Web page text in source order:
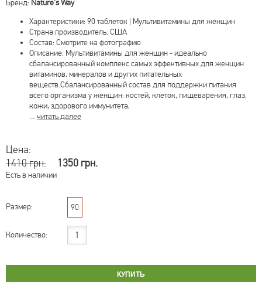
Бренд: Nature's Way
Характеристики: 90 таблеток | Мультивитамины для женщин
Страна производитель: США
Состав: Смотрите на фотографию
Описание: Мультивитамины для женщин - идеально
сбалансированный комплекс самых эффективных для женщин
витаминов, минералов и других питательных
веществ.Сбалансированный состав для поддержки питания
всего организма у женщин: костей, клеток, пищеварения, глаз,
кожи, здорового иммунитета,
… читать далее
Цена:
1410 грн.
1350 грн.
Есть в наличии
Размер: 90
Количество: